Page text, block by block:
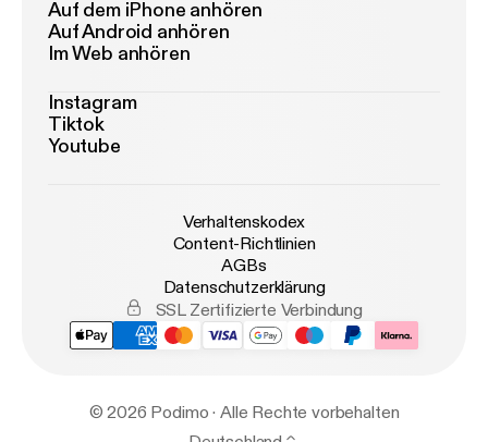
Auf dem iPhone anhören
Auf Android anhören
Im Web anhören
Instagram
Tiktok
Youtube
Verhaltenskodex
Content-Richtlinien
AGBs
Datenschutzerklärung
SSL Zertifizierte Verbindung
© 2026 Podimo · Alle Rechte vorbehalten